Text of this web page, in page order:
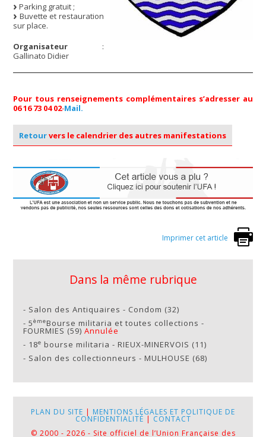
Parking gratuit ;
Buvette et restauration
sur place.
Organisateur :
Gallinato Didier
Pour tous renseignements complémentaires s’adresser au
06 16 73 04 02-Mail.
Retourvers le calendrier des autres manifestations
Imprimer cet article
Dans la même rubrique
- Salon des Antiquaires - Condom (32)
-5èmeBourse militaria et toutes collections -
FOURMIES (59)Annulée
- 18e bourse militaria - RIEUX-MINERVOIS (11)
- Salon des collectionneurs - MULHOUSE (68)
PLAN DU SITE | MENTIONS LÉGALES ET POLITIQUE DE
CONFIDENTIALITÉ | CONTACT
© 2000 - 2026 - Site officiel de l’Union Française des